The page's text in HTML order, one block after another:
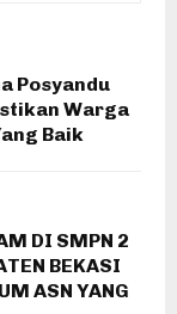
Posyandu
Warga
Baik
DI SMPN 2
BEKASI
ASN YANG